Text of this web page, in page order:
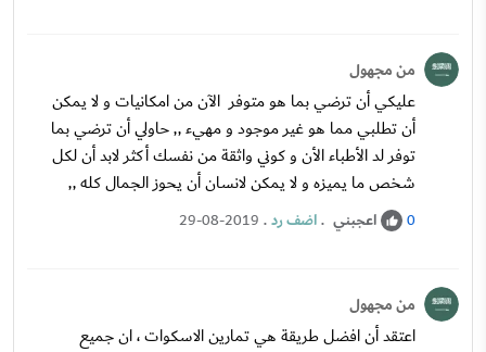
من مجهول
عليكي أن ترضي بما هو متوفر الآن من امكانيات و لا يمكن
أن تطلبي مما هو غير موجود و مهيء ,, حاولي أن ترضي بما
توفر لد الأطباء الأن و كوني واثقة من نفسك أكثر لابد أن لكل
شخص ما يميزه و لا يمكن لانسان أن يحوز الجمال كله ,,
0 اعجبني .اضف رد.
29-08-2019
من مجهول
اعتقد أن افضل طريقة هي تمارين الاسكوات ، ان جميع